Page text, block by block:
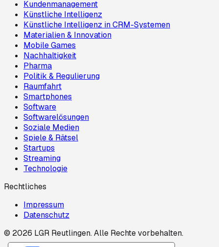
Kundenmanagement
Künstliche Intelligenz
Künstliche Intelligenz in CRM-Systemen
Materialien & Innovation
Mobile Games
Nachhaltigkeit
Pharma
Politik & Regulierung
Raumfahrt
Smartphones
Software
Softwarelösungen
Soziale Medien
Spiele & Rätsel
Startups
Streaming
Technologie
Rechtliches
Impressum
Datenschutz
© 2026 LGR Reutlingen. Alle Rechte vorbehalten.